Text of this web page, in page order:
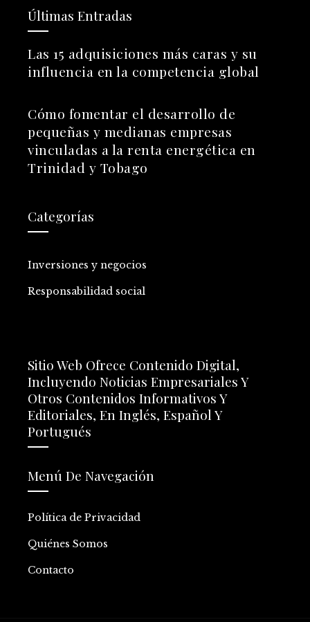
Últimas Entradas
Las 15 adquisiciones más caras y su
influencia en la competencia global
Cómo fomentar el desarrollo de
pequeñas y medianas empresas
vinculadas a la renta energética en
Trinidad y Tobago
Categorías
Inversiones y negocios
Responsabilidad social
Sitio Web Ofrece Contenido Digital,
Incluyendo Noticias Empresariales Y
Otros Contenidos Informativos Y
Editoriales, En Inglés, Español Y
Portugués
Menú De Navegación
Política de Privacidad
Quiénes Somos
Contacto